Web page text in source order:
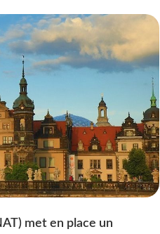
met en place un